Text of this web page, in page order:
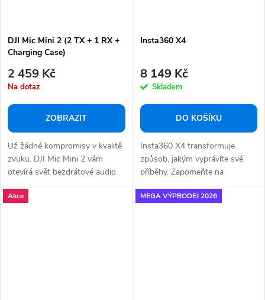
DJI Mic Mini 2 (2 TX + 1 RX +
Charging Case)
2 459 Kč
Na dotaz
ZOBRAZIT
Už žádné kompromisy v kvalitě
zvuku. DJI Mic Mini 2 vám
otevírá svět bezdrátové audio
svobody,...
Insta360 X4
8 149 Kč
Skladem
DO KOŠÍKU
Insta360 X4 transformuje
způsob, jakým vyprávíte své
příběhy. Zapomeňte na
omezené úhly. Otevřete...
Akce MEGA VÝPRODEJ 2026